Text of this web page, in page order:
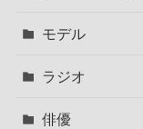
モデル
ラジオ
俳優